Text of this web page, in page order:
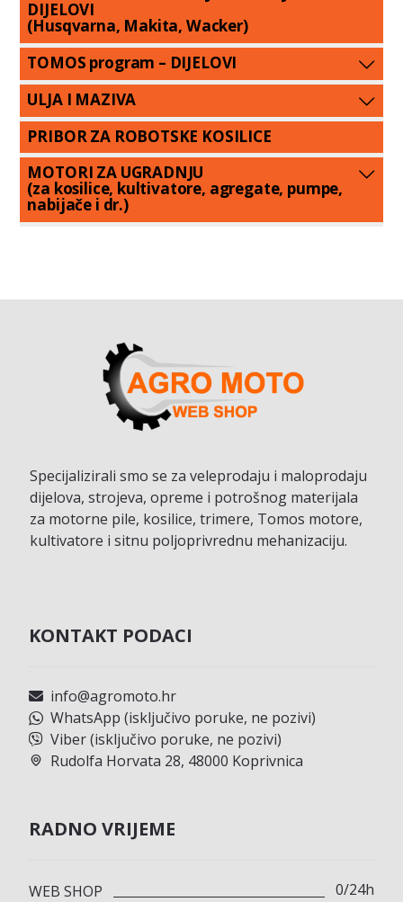
DIJELOVI
(Husqvarna, Makita, Wacker)
TOMOS program – DIJELOVI
ULJA I MAZIVA
PRIBOR ZA ROBOTSKE KOSILICE
MOTORI ZA UGRADNJU
(za kosilice, kultivatore, agregate, pumpe,
nabijače i dr.)
Specijalizirali smo se za veleprodaju i maloprodaju
dijelova, strojeva, opreme i potrošnog materijala
za motorne pile, kosilice, trimere, Tomos motore,
kultivatore i sitnu poljoprivrednu mehanizaciju.
KONTAKT PODACI
info@agromoto.hr
WhatsApp (isključivo poruke, ne pozivi)
Viber (isključivo poruke, ne pozivi)
Rudolfa Horvata 28, 48000 Koprivnica
RADNO VRIJEME
WEB SHOP
0/24h